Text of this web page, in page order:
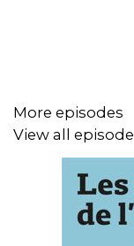
More episodes
View all